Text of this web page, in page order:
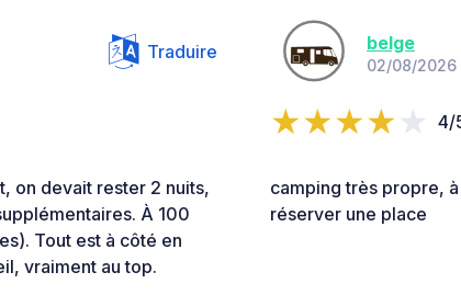
Traduire
on devait rester 2 nuits,
À 100
Tout est à côté en
vraiment au top.
belge
02/08/2026
4/
camping très propre,
réserver une place